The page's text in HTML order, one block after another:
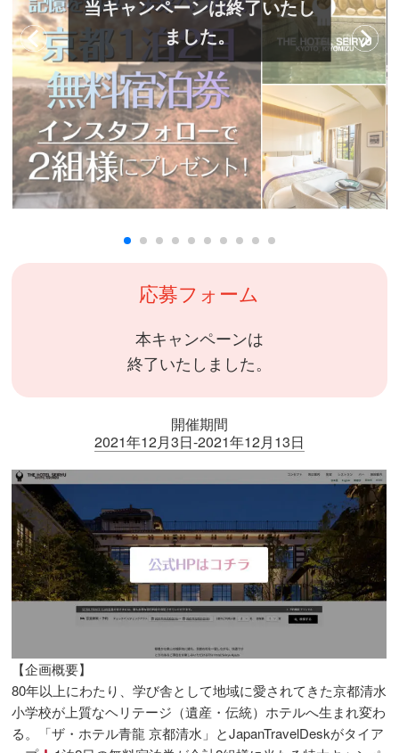
応募フォーム
本キャンペーンは
終了いたしました。
開催期間
2021年12月3日-2021年12月13日
【企画概要】
80年以上にわたり、学び舎として地域に愛されてきた京都清水
小学校が上質なヘリテージ（遺産・伝統）ホテルへ生まれ変わ
る。「ザ・ホテル青龍 京都清水」とJapanTravelDeskがタイア